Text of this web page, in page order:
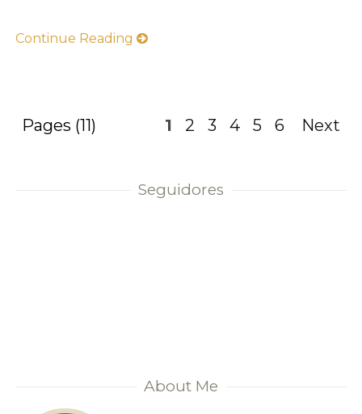
Continue Reading
Pages (11) 1 2 3 4 5 6 Next
Seguidores
About Me